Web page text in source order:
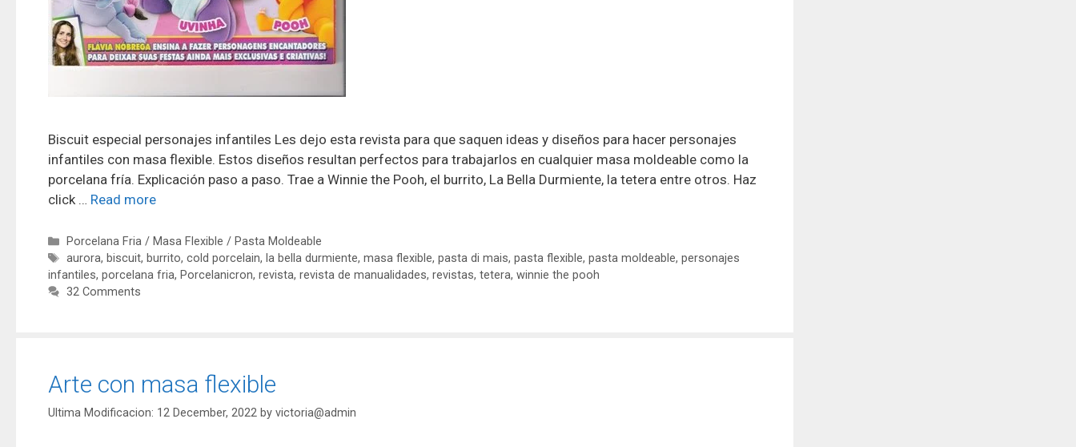
Biscuit especial personajes infantiles Les dejo esta revista para que saquen ideas y diseños para hacer personajes
infantiles con masa flexible. Estos diseños resultan perfectos para trabajarlos en cualquier masa moldeable como la
porcelana fría. Explicación paso a paso. Trae a Winnie the Pooh, el burrito, La Bella Durmiente, la tetera entre otros. Haz
click … Read more
Porcelana Fria / Masa Flexible / Pasta Moldeable
aurora, biscuit, burrito, cold porcelain, la bella durmiente, masa flexible, pasta di mais, pasta flexible, pasta moldeable, personajes
infantiles, porcelana fria, Porcelanicron, revista, revista de manualidades, revistas, tetera, winnie the pooh
32 Comments
Arte con masa flexible
12 December, 2022 by victoria@admin